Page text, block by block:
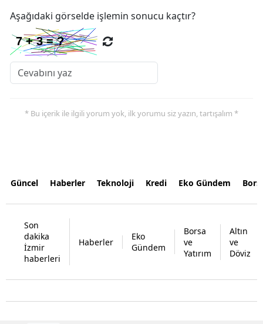
Aşağıdaki görselde işlemin sonucu kaçtır?
* Bu içerik ile ilgili yorum yok, ilk yorumu siz yazın, tartışalım *
Güncel Haberler Teknoloji Kredi Eko Gündem
Son
dakika
İzmir
haberleri
Haberler
Eko
Gündem
Borsa
ve
Yatırım
Altın
ve
Döviz